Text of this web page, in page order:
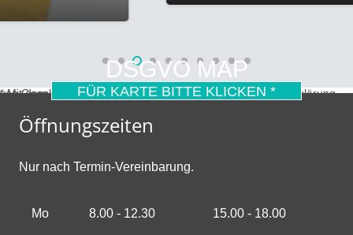
DSGVO MAP
FÜR KARTE BITTE KLICKEN *
* Mit dem Laden der Karte akzeptierst du die Datenschutzerklärung von Google. Mehr erfahren
Öffnungszeiten
Nur nach Termin-Vereinbarung.
Mo 8.00 - 12.30 15.00 - 18.00